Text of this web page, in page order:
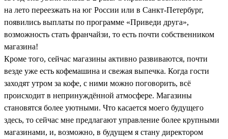
на лето переезжать на юг России или в Санкт-Петербург,
появились выплаты по программе «Приведи друга»,
возможность стать франчайзи, то есть почти собственником
магазина!
Кроме того, сейчас магазины активно развиваются, почти
везде уже есть кофемашина и свежая выпечка. Когда гости
заходят утром за кофе, с ними можно поговорить, всё
происходит в непринуждённой атмосфере. Магазины
становятся более уютными. Что касается моего будущего
здесь, то сейчас мне предлагают управление более крупными
магазинами, и, возможно, в будущем я стану директором